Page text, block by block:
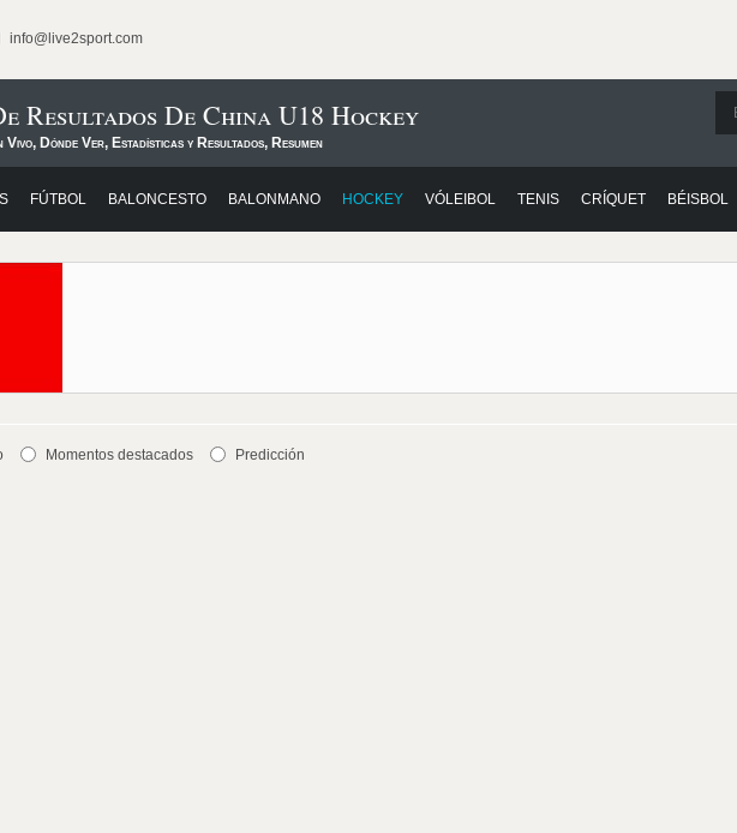
info@live2sport.com
Resultados De China U18 Hockey
Dónde Ver, Estadísticas y Resultados, Resumen
FÚTBOL BALONCESTO BALONMANO HOCKEY VÓLEIBOL TENIS CRÍQUET BÉISBOL
Momentos destacados Predicción